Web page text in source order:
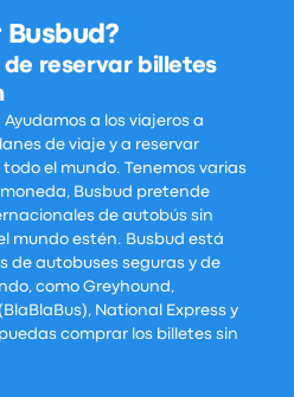
Busbud?
de reservar billetes
a los viajeros a
de viaje y a reservar
el mundo. Tenemos varias
Busbud pretende
de autobús sin
mundo estén. Busbud está
de autobuses seguras y de
como Greyhound,
(BlaBlaBus), National Express y
comprar los billetes sin